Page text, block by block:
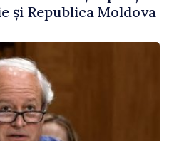
și Republica Moldova